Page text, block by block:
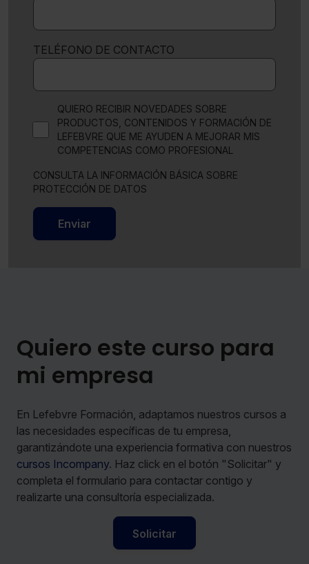
TELÉFONO DE CONTACTO
QUIERO RECIBIR NOVEDADES SOBRE
PRODUCTOS, CONTENIDOS Y FORMACIÓN DE
LEFEBVRE QUE ME AYUDEN A MEJORAR MIS
COMPETENCIAS COMO PROFESIONAL
CONSULTA LA INFORMACIÓN BÁSICA SOBRE
PROTECCIÓN DE DATOS
Enviar
Quiero este curso para
mi empresa
En Lefebvre Formación, adaptamos nuestros cursos a
las necesidades específicas de tu empresa,
garantizándote una experiencia formativa con nuestros
cursos Incompany. Haz click en el botón "Solicitar" y
completa el formulario para contactar contigo y
realizarte una consultoría especializada.
Solicitar